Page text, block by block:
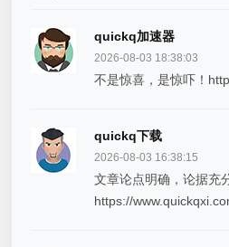
quickq加速器
2026-08-03 18:38:03
不是惊喜，是惊吓！
quickq下载
2026-08-03 16:38:15
文章论点明确，论据充
https://